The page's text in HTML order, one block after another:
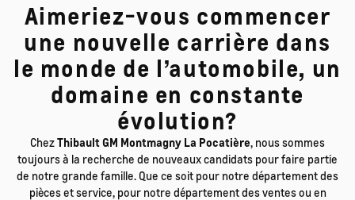
Aimeriez-vous commencer
une nouvelle carrière dans
le monde de l’automobile, un
domaine en constante
évolution?
ChezThibault GM Montmagny La Pocatière, nous sommes
toujours à la recherche de nouveaux candidats pour faire partie
de notre grande famille. Que ce soit pour notre département des
pièces et service, pour notre département des ventes ou en